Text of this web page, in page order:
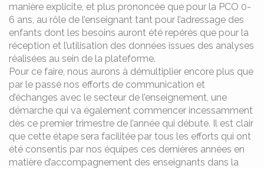
manière explicite, et plus prononcée que pour la PCO 0-
6 ans, au rôle de l’enseignant tant pour l’adressage des
enfants dont les besoins auront été repérés que pour la
réception et l’utilisation des données issues des analyses
réalisées au sein de la plateforme.
Pour ce faire, nous aurons à démultiplier encore plus que
par le passé nos efforts de communication et
d’échanges avec le secteur de l’enseignement, une
démarche qui va également commencer incessamment
dès ce premier trimestre de l’année qui débute. Il est clair
que cette étape sera facilitée par tous les efforts qui ont
été consentis par nos équipes ces dernières années en
matière d’accompagnement des enseignants dans la